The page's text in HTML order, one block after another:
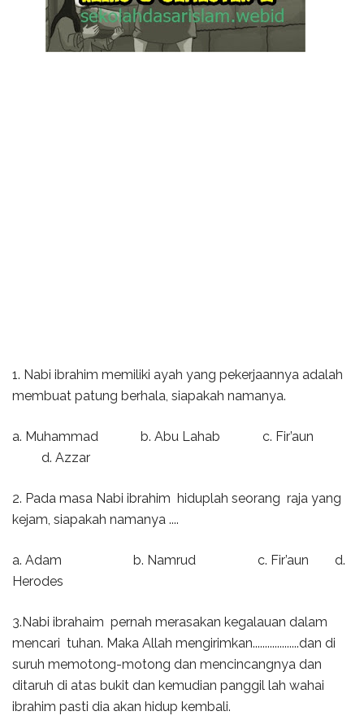
1. Nabi ibrahim memiliki ayah yang pekerjaannya adalah
membuat patung berhala, siapakah namanya.
a. Muhammad b. Abu Lahab c. Fir’aun
d. Azzar
2. Pada masa Nabi ibrahim hiduplah seorang raja yang
kejam, siapakah namanya ....
a. Adam b. Namrud c. Fir’aun d.
Herodes
3.Nabi ibrahaim pernah merasakan kegalauan dalam
mencari tuhan. Maka Allah mengirimkan...................dan di
suruh memotong-motong dan mencincangnya dan
ditaruh di atas bukit dan kemudian panggil lah wahai
ibrahim pasti dia akan hidup kembali.